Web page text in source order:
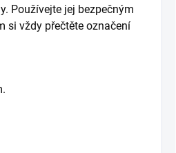
Používejte jej bezpečným
si vždy přečtěte označení